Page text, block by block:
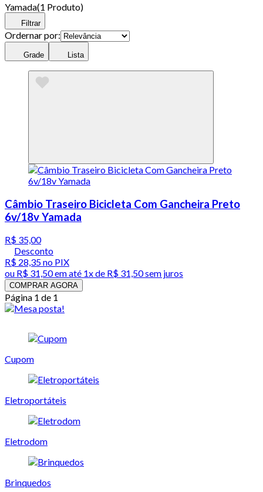
Yamada(1 Produto)
Filtrar
Ordernar por:
Grade Lista
Câmbio Traseiro Bicicleta Com Gancheira Preto
6v/18v Yamada
R$ 35,00
Desconto
R$ 28,35no PIX
ou R$ 31,50em até 1x de R$ 31,50sem juros
COMPRAR AGORA
Página 1 de 1
Cupom
Eletroportáteis
Eletrodom
Brinquedos